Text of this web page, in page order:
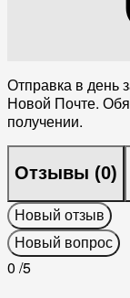
Отправка в день
Новой Почте.
получении.
Отзывы (0)
Новый отзыв
Новый вопрос
0 /5